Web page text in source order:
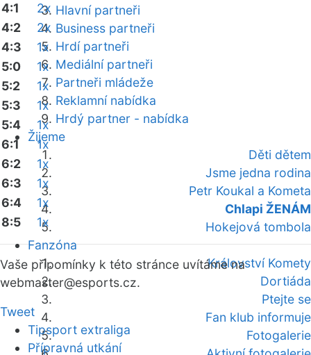
Hlavní partneři
Business partneři
Hrdí partneři
Mediální partneři
Partneři mládeže
Reklamní nabídka
Hrdý partner - nabídka
Žijeme
Děti dětem
Jsme jedna rodina
Petr Koukal a Kometa
Chlapi ŽENÁM
Hokejová tombola
Fanzóna
Království Komety
Dortiáda
Ptejte se
Fan klub informuje
Fotogalerie
4:1
2x
4:2
2x
4:3
1x
5:0
1x
5:2
1x
5:3
1x
5:4
1x
6:1
1x
6:2
1x
6:3
1x
6:4
1x
8:5
1x
Vaše připomínky k této stránce uvítáme na
webmaster@esports.cz.
Tweet
Tipsport extraliga
Přípravná utkání